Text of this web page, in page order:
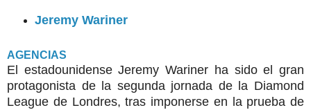
Jeremy Wariner
AGENCIAS
El estadounidense Jeremy Wariner ha sido el gran
protagonista de la segunda jornada de la Diamond
League de Londres, tras imponerse en la prueba de